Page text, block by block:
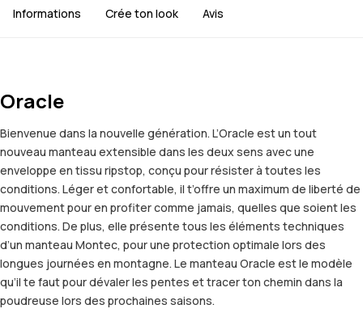
Informations Crée ton look Avis
Oracle
Bienvenue dans la nouvelle génération. L’Oracle est un tout
nouveau manteau extensible dans les deux sens avec une
enveloppe en tissu ripstop, conçu pour résister à toutes les
conditions. Léger et confortable, il t’offre un maximum de liberté de
mouvement pour en profiter comme jamais, quelles que soient les
conditions. De plus, elle présente tous les éléments techniques
d’un manteau Montec, pour une protection optimale lors des
longues journées en montagne. Le manteau Oracle est le modèle
qu’il te faut pour dévaler les pentes et tracer ton chemin dans la
poudreuse lors des prochaines saisons.